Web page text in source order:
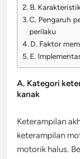
B.
C. Pengaruh
perilaku
D. Faktor
E.
A. Kategori
kanak
Keterampilan
keterampilan
motorik halus.